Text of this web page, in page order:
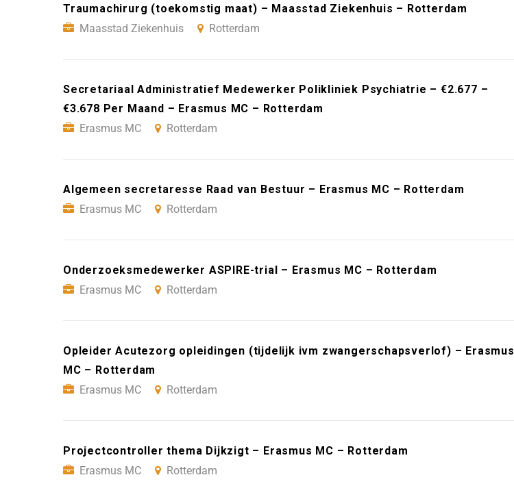
Traumachirurg (toekomstig maat) – Maasstad Ziekenhuis – Rotterdam
Maasstad Ziekenhuis
Rotterdam
Secretariaal Administratief Medewerker Polikliniek Psychiatrie – €2.677 –
€3.678 Per Maand – Erasmus MC – Rotterdam
Erasmus MC
Rotterdam
Algemeen secretaresse Raad van Bestuur – Erasmus MC – Rotterdam
Erasmus MC
Rotterdam
Onderzoeksmedewerker ASPIRE-trial – Erasmus MC – Rotterdam
Erasmus MC
Rotterdam
Opleider Acutezorg opleidingen (tijdelijk ivm zwangerschapsverlof) – Erasmus
MC – Rotterdam
Erasmus MC
Rotterdam
Projectcontroller thema Dijkzigt – Erasmus MC – Rotterdam
Erasmus MC
Rotterdam